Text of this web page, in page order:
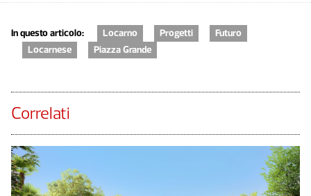
In questo articolo: Locarno Progetti
Futuro
Locarnese
Piazza Grande
Correlati